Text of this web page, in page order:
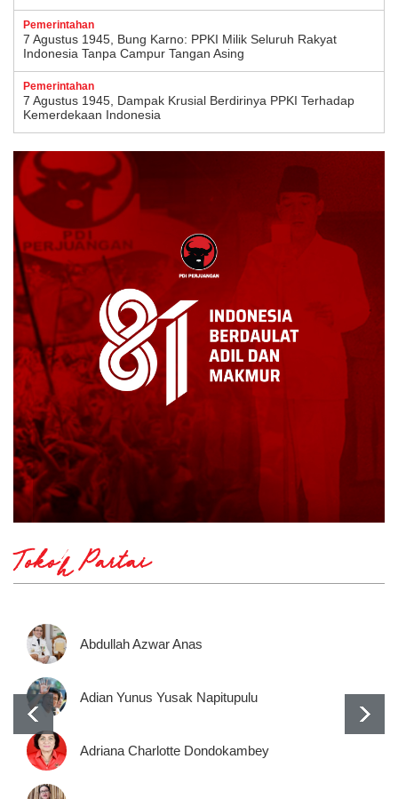
Pemerintahan
7 Agustus 1945, Bung Karno: PPKI Milik Seluruh Rakyat
Indonesia Tanpa Campur Tangan Asing
Pemerintahan
7 Agustus 1945, Dampak Krusial Berdirinya PPKI Terhadap
Kemerdekaan Indonesia
Tokoh Partai
Abdullah Azwar Anas
Adian Yunus Yusak Napitupulu
Adriana Charlotte Dondokambey